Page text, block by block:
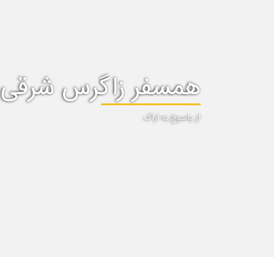
همسفر زاگرس شرقی
از یاسوج به اراک